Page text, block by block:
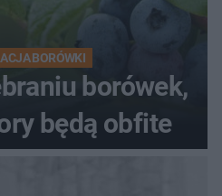
BORÓWKI
borówek,
będą obfite